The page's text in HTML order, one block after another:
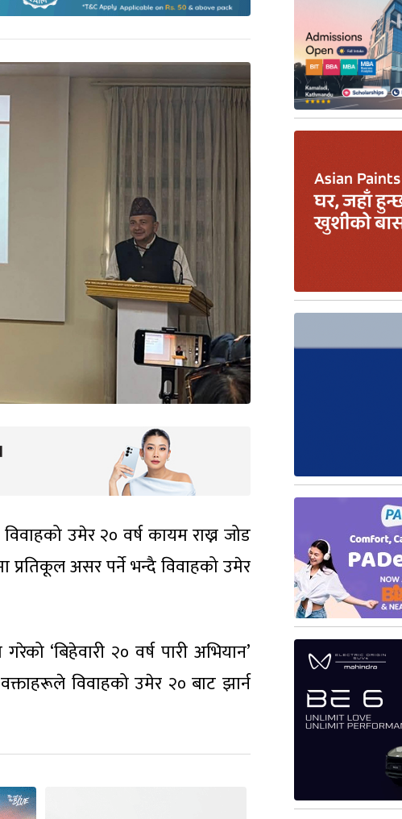
उमेर २० वर्ष कायम राख्न जोड
प्रतिकूल असर पर्ने भन्दै विवाहको उमेर
‘बिहेवारी २० वर्ष पारी अभियान’
विवाहको उमेर २० बाट झार्न